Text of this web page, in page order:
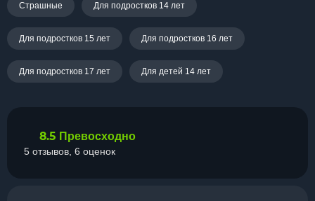
Страшные Для подростков 14 лет
Для подростков 15 лет Для подростков 16 лет
Для подростков 17 лет Для детей 14 лет
8.5 Превосходно
5 отзывов, 6 оценок